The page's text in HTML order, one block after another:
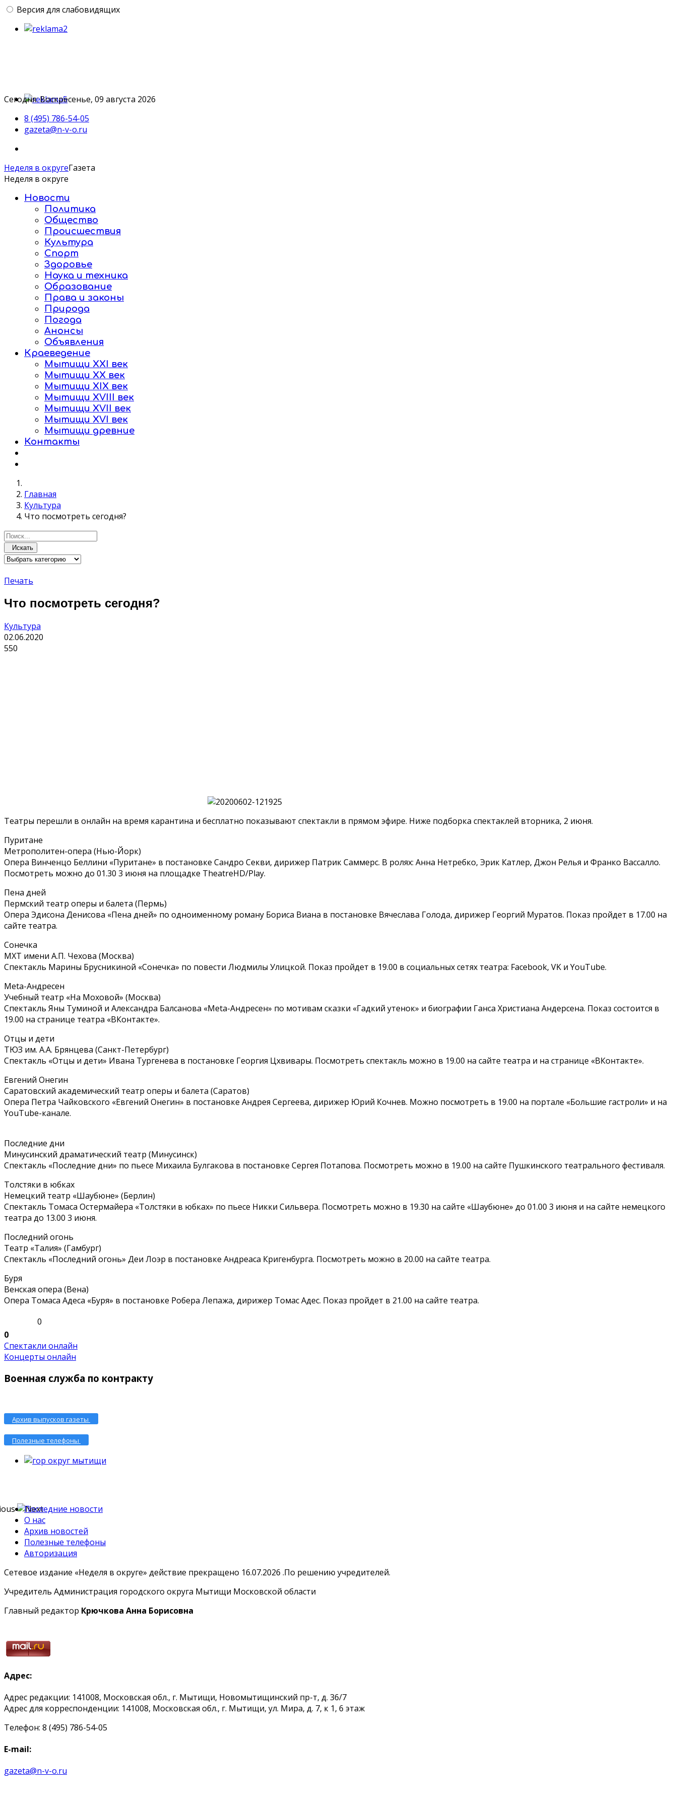
Версия для слабовидящих
Сегодня: Воскресенье, 09 августа 2026
8 (495) 786-54-05
gazeta@n-v-o.ru
Неделя в округеГазета
Неделя в округе
Новости
Политика
Общество
Происшествия
Культура
Спорт
Здоровье
Наука и техника
Образование
Права и законы
Природа
Погода
Анонсы
Объявления
Краеведение
Мытищи XXI век
Мытищи XX век
Мытищи XIX век
Мытищи XVIII век
Мытищи XVII век
Мытищи XVI век
Мытищи древние
Контакты
Главная
Культура
Что посмотреть сегодня?
Искать
Печать
Что посмотреть сегодня?
Культура
02.06.2020
550
Театры перешли в онлайн на время карантина и бесплатно показывают спектакли в прямом эфире. Ниже подборка спектаклей вторника, 2 июня.
Пуритане
Метрополитен-опера (Нью-Йорк)
Опера Винченцо Беллини «Пуритане» в постановке Сандро Секви, дирижер Патрик Саммерс. В ролях: Анна Нетребко, Эрик Катлер, Джон Релья и Франко Вассалло.
Посмотреть можно до 01.30 3 июня на площадке TheatreHD/Play.
Пена дней
Пермский театр оперы и балета (Пермь)
Опера Эдисона Денисова «Пена дней» по одноименному роману Бориса Виана в постановке Вячеслава Голода, дирижер Георгий Муратов. Показ пройдет в 17.00 на
сайте театра.
Сонечка
МХТ имени А.П. Чехова (Москва)
Спектакль Марины Брусникиной «Сонечка» по повести Людмилы Улицкой. Показ пройдет в 19.00 в социальных сетях театра: Facebook, VK и YouTube.
Meta-Андресен
Учебный театр «На Моховой» (Москва)
Спектакль Яны Туминой и Александра Балсанова «Meta-Андресен» по мотивам сказки «Гадкий утенок» и биографии Ганса Христиана Андерсена. Показ состоится в
19.00 на странице театра «ВКонтакте».
Отцы и дети
ТЮЗ им. А.А. Брянцева (Санкт-Петербург)
Спектакль «Отцы и дети» Ивана Тургенева в постановке Георгия Цхвивары. Посмотреть спектакль можно в 19.00 на сайте театра и на странице «ВКонтакте».
Евгений Онегин
Саратовский академический театр оперы и балета (Саратов)
Опера Петра Чайковского «Евгений Онегин» в постановке Андрея Сергеева, дирижер Юрий Кочнев. Можно посмотреть в 19.00 на портале «Большие гастроли» и на
YouTube-канале.
Последние дни
Минусинский драматический театр (Минусинск)
Спектакль «Последние дни» по пьесе Михаила Булгакова в постановке Сергея Потапова. Посмотреть можно в 19.00 на сайте Пушкинского театрального фестиваля.
Толстяки в юбках
Немецкий театр «Шаубюне» (Берлин)
Спектакль Томаса Остермайера «Толстяки в юбках» по пьесе Никки Сильвера. Посмотреть можно в 19.30 на сайте «Шаубюне» до 01.00 3 июня и на сайте немецкого
театра до 13.00 3 июня.
Последний огонь
Театр «Талия» (Гамбург)
Спектакль «Последний огонь» Деи Лоэр в постановке Андреаса Кригенбурга. Посмотреть можно в 20.00 на сайте театра.
Буря
Венская опера (Вена)
Опера Томаса Адеса «Буря» в постановке Робера Лепажа, дирижер Томас Адес. Показ пройдет в 21.00 на сайте театра.
0
0
Спектакли онлайн
Концерты онлайн
Военная служба по контракту
Архив выпусков газеты
Полезные телефоны
Последние новости
О нас
Архив новостей
Полезные телефоны
Авторизация
Сетевое издание «Неделя в округе» действие прекращено 16.07.2026 .По решению учредителей.
Учредитель Администрация городского округа Мытищи Московской области
Главный редактор Крючкова Анна Борисовна
Адрес:
Адрес редакции: 141008, Московская обл., г. Мытищи, Новомытищинский пр-т, д. 36/7
Адрес для корреспонденции: 141008, Московская обл., г. Мытищи, ул. Мира, д. 7, к 1, 6 этаж
Телефон: 8 (495) 786-54-05
E-mail:
gazeta@n-v-o.ru